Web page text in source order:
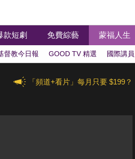
款短劇 免費綜藝 蒙福人生
督教今日報 GOOD TV 精選 國際講員
「頻道+看片」每月只要 $199？